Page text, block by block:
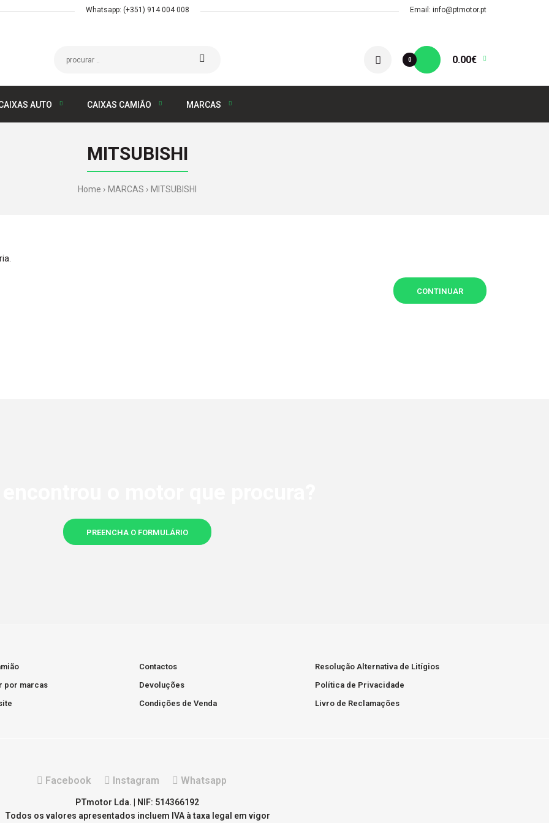
Whatsapp: (+351) 914 004 008 Email: info@ptmotor.pt
0 0.00€
AUTO CAIXAS CAMIÃO MARCAS
MITSUBISHI
Home MARCAS MITSUBISHI
CONTINUAR
PREENCHA O FORMULÁRIO
por marcas
Contactos
Devoluções
Condições de Venda
Resolução Alternativa de Litígios
Política de Privacidade
Livro de Reclamações
Facebook Instagram Whatsapp
PTmotor Lda. | NIF: 514366192
Todos os valores apresentados incluem IVA à taxa legal em vigor